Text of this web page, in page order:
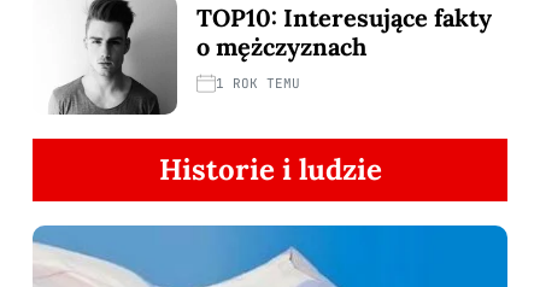
TOP10: Interesujące fakty
o mężczyznach
1 ROK TEMU
Historie i ludzie